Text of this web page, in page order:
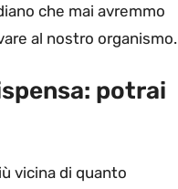
che mai avremmo
al nostro organismo.
potrai
vicina di quanto